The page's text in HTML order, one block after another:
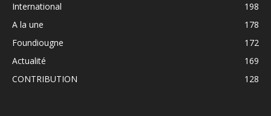
International
198
A la une
178
Foundiougne
172
Actualité
169
CONTRIBUTION
128